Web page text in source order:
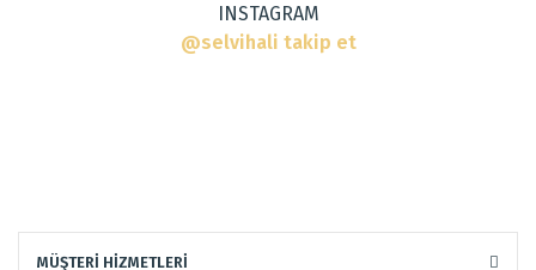
INSTAGRAM
@selvihali takip et
MÜŞTERİ HİZMETLERİ